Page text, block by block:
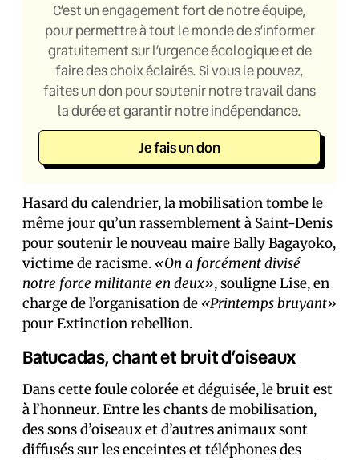
C’est un engagement fort de notre équipe,
pour permettre à tout le monde de s’informer
gratuitement sur l’urgence écologique et de
faire des choix éclairés. Si vous le pouvez,
faites un don pour soutenir notre travail dans
la durée et garantir notre indépendance.
Je fais un don
Hasard du calendrier, la mobilisation tombe le
même jour qu’un rassemblement à Saint-Denis
pour soutenir le nouveau maire Bally Bagayoko,
victime de racisme. «On a forcément divisé
notre force militante en deux», souligne Lise, en
charge de l’organisation de «Printemps bruyant»
pour Extinction rebellion.
Batucadas, chant et bruit d’oiseaux
Dans cette foule colorée et déguisée, le bruit est
à l’honneur. Entre les chants de mobilisation,
des sons d’oiseaux et d’autres animaux sont
diffusés sur les enceintes et téléphones des